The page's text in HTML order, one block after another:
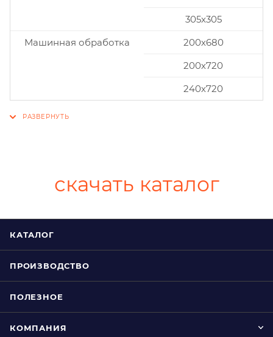
305x305
Машинная обработка
200х680
200х720
240х720
скачать каталог
КАТАЛОГ
ПРОИЗВОДСТВО
ПОЛЕЗНОЕ
КОМПАНИЯ